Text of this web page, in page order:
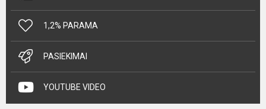
1,2% PARAMA
PASIEKIMAI
YOUTUBE VIDEO